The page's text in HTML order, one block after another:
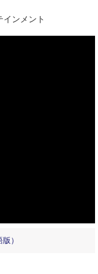
ンメント
）